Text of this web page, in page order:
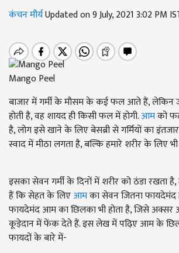
कंचन मौर्यUpdated on 9 July, 2021 3:02 PM
Mango Peel
बाजार में गर्मी के मौसम के कई फल आते हैं, लेकिन
होती है, वह शायद ही किसी फल में होगी.आमको
है, लोग इसे खाने के लिए बेसब्री से गर्मियों का
स्वाद में मीठा लगता है, बल्कि हमारे शरीर के लिए
इसका सेवन गर्मी के दिनों में शरीर को ठंडा रखता
हैं कि सेहत के लिएआमका सेवन जितना फायदेमंद
फायदेमंद आम का छिलका भी होता है, जिसे
कूड़ेदान में फेंक देते हैं. इस लेख में पढ़िए आम के
फायदों के बारे में-